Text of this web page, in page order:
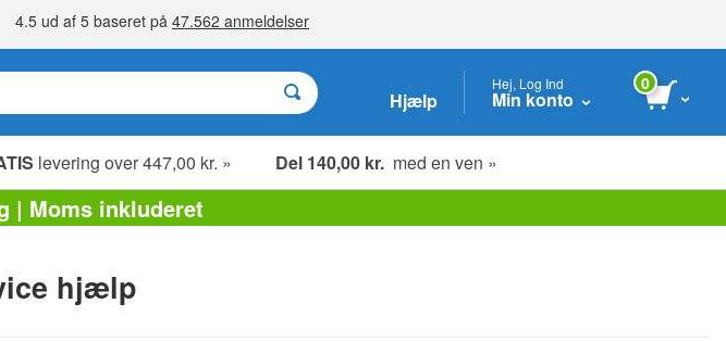
Hjælp
Hej, Log Ind
Min konto
0
levering over 447,00 kr. » Del 140,00 kr. med en ven »
Salg poster
Værdipakker
| Moms inkluderet
hjælp